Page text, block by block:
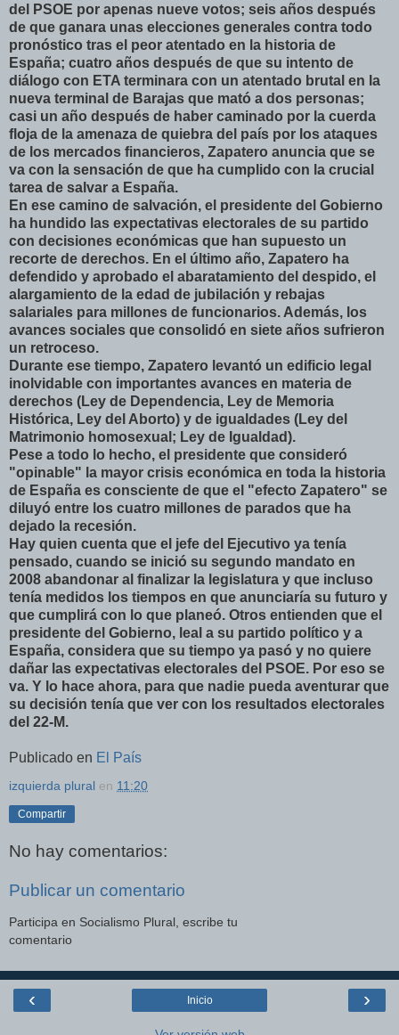
del PSOE por apenas nueve votos; seis años después
de que ganara unas elecciones generales contra todo
pronóstico tras el peor atentado en la historia de
España; cuatro años después de que su intento de
diálogo con ETA terminara con un atentado brutal en la
nueva terminal de Barajas que mató a dos personas;
casi un año después de haber caminado por la cuerda
floja de la amenaza de quiebra del país por los ataques
de los mercados financieros, Zapatero anuncia que se
va con la sensación de que ha cumplido con la crucial
tarea de salvar a España.
En ese camino de salvación, el presidente del Gobierno
ha hundido las expectativas electorales de su partido
con decisiones económicas que han supuesto un
recorte de derechos. En el último año, Zapatero ha
defendido y aprobado el abaratamiento del despido, el
alargamiento de la edad de jubilación y rebajas
salariales para millones de funcionarios. Además, los
avances sociales que consolidó en siete años sufrieron
un retroceso.
Durante ese tiempo, Zapatero levantó un edificio legal
inolvidable con importantes avances en materia de
derechos (Ley de Dependencia, Ley de Memoria
Histórica, Ley del Aborto) y de igualdades (Ley del
Matrimonio homosexual; Ley de Igualdad).
Pese a todo lo hecho, el presidente que consideró
"opinable" la mayor crisis económica en toda la historia
de España es consciente de que el "efecto Zapatero" se
diluyó entre los cuatro millones de parados que ha
dejado la recesión.
Hay quien cuenta que el jefe del Ejecutivo ya tenía
pensado, cuando se inició su segundo mandato en
2008 abandonar al finalizar la legislatura y que incluso
tenía medidos los tiempos en que anunciaría su futuro y
que cumplirá con lo que planeó. Otros entienden que el
presidente del Gobierno, leal a su partido político y a
España, considera que su tiempo ya pasó y no quiere
dañar las expectativas electorales del PSOE. Por eso se
va. Y lo hace ahora, para que nadie pueda aventurar que
su decisión tenía que ver con los resultados electorales
del 22-M.
Publicado en El País
izquierda plural en 11:20
Compartir
No hay comentarios:
Publicar un comentario
Participa en Socialismo Plural, escribe tu
comentario
‹ ›
Inicio